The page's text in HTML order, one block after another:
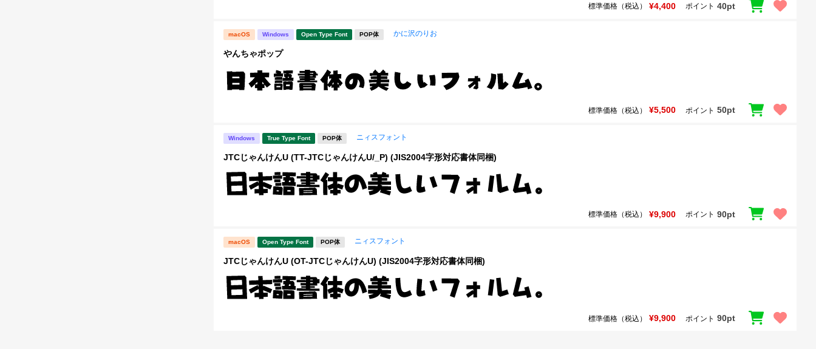
標準価格（税込） ¥4,400 ポイント 40pt
macOS Windows Open Type Font POP体 かに沢のりお
やんちゃポップ
標準価格（税込） ¥5,500 ポイント 50pt
Windows True Type Font POP体 ニィスフォント
JTCじゃんけんU (TT-JTCじゃんけんU/_P) (JIS2004字形対応書体同梱)
標準価格（税込） ¥9,900 ポイント 90pt
macOS Open Type Font POP体 ニィスフォント
JTCじゃんけんU (OT-JTCじゃんけんU) (JIS2004字形対応書体同梱)
標準価格（税込） ¥9,900 ポイント 90pt